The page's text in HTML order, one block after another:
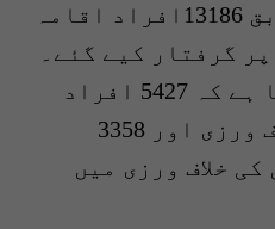
وزارتِ داخلہ کے مطابق 13186افراد اقامہ
گرفتار کیے گئے۔
وزارتِ داخلہ کا کہنا ہے کہ 5427 افراد
سرحدی قوانین کی خلاف ورزی اور 3358
خلاف ورزی میں